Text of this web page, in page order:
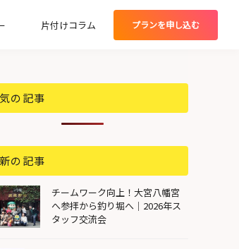
片付けコラム プランを申し込む
の記事
の記事
チームワーク向上！大宮八幡宮
へ参拝から釣り堀へ｜2026年ス
タッフ交流会